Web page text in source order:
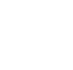
wird deutlich:
von
am